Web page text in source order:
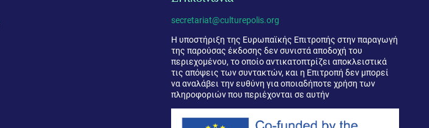
secretariat@culturepolis.org
Η υποστήριξη της Ευρωπαϊκής Επιτροπής στην παραγωγή
της παρούσας έκδοσης δεν συνιστά αποδοχή του
περιεχομένου, το οποίο αντικατοπτρίζει αποκλειστικά
τις απόψεις των συντακτών, και η Επιτροπή δεν μπορεί
να αναλάβει την ευθύνη για οποιαδήποτε χρήση των
πληροφοριών που περιέχονται σε αυτήν